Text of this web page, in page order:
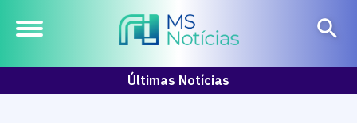
Últimas Notícias